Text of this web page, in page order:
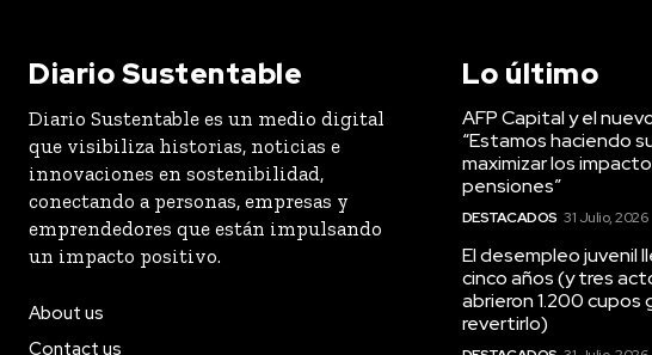
Diario Sustentable
Diario Sustentable es un medio digital
que visibiliza historias, noticias e
innovaciones en sostenibilidad,
conectando a personas, empresas y
emprendedores que están impulsando
un impacto positivo.
About us
Contact us
Lo último
AFP Capital y el
“Estamos haciendo
maximizar los
pensiones”
DESTACADOS 31 Julio, 2026
El desempleo juvenil
cinco años (y tres
abrieron 1.200
revertirlo)